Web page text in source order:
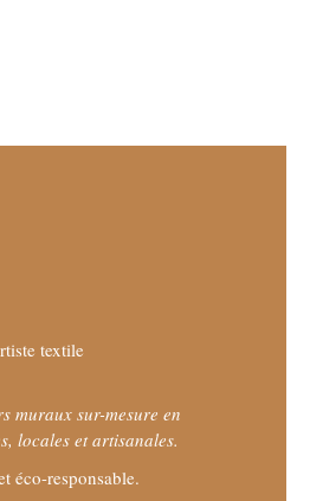
textile
muraux sur-mesure en
locales et artisanales.
éco-responsable.